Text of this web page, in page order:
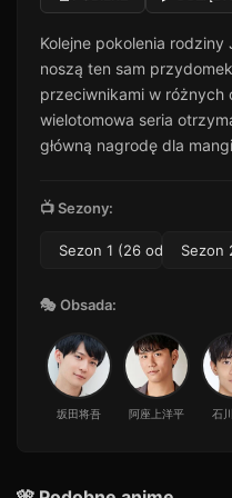
35 min · Sezon 1
12 Odcinek 12
42 min · Sezon 1
13 Odcinek 13
14
54 min · Sezon 1
Odcinek 15
45 min · Sezon 1
17 Odcinek 17
51 min · Sezon 1
Kolejne pokolenia
noszą ten sam
przeciwnikami w różnych
wielotomowa seria
główną nagrodę dla
📺 Sezony:
Sezon 1 (26 odc.) Sezon
🎭 Obsada:
坂田将吾 阿座上洋平 石